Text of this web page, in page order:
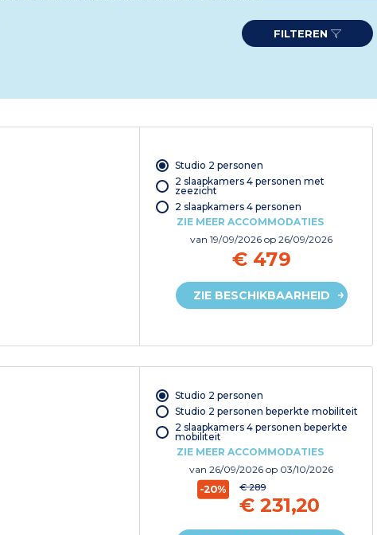
FILTEREN
Studio 2 personen
2 slaapkamers 4 personen met
zeezicht
2 slaapkamers 4 personen
ZIE MEER ACCOMMODATIES
van19/09/2026op 26/09/2026
€ 479
ZIE BESCHIKBAARHEID
Studio 2 personen
Studio 2 personen beperkte mobiliteit
2 slaapkamers 4 personen beperkte
mobiliteit
ZIE MEER ACCOMMODATIES
van26/09/2026op 03/10/2026
-20% € 289
€ 231,20